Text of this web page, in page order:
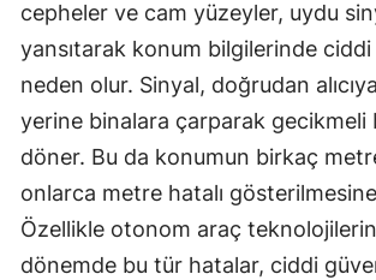
cepheler ve cam yüzeyler, uydu
yansıtarak konum bilgilerinde
neden olur. Sinyal, doğrudan
yerine binalara çarparak gecikmeli
döner. Bu da konumun birkaç
onlarca metre hatalı
Özellikle otonom araç
dönemde bu tür hatalar, ciddi